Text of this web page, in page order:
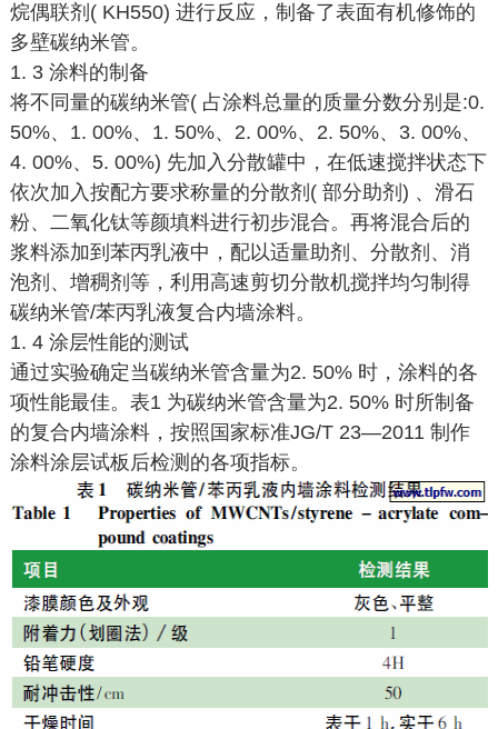
烷偶联剂( KH550) 进行反应，制备了表面有机修饰的
多壁碳纳米管。
1. 3 涂料的制备
将不同量的碳纳米管( 占涂料总量的质量分数分别是:0.
50%、1. 00%、1. 50%、2. 00%、2. 50%、3. 00%、
4. 00%、5. 00%) 先加入分散罐中，在低速搅拌状态下
依次加入按配方要求称量的分散剂( 部分助剂) 、滑石
粉、二氧化钛等颜填料进行初步混合。再将混合后的
浆料添加到苯丙乳液中，配以适量助剂、分散剂、消
泡剂、增稠剂等，利用高速剪切分散机搅拌均匀制得
碳纳米管/苯丙乳液复合内墙涂料。
1. 4 涂层性能的测试
通过实验确定当碳纳米管含量为2. 50% 时，涂料的各
项性能最佳。表1 为碳纳米管含量为2. 50% 时所制备
的复合内墙涂料，按照国家标准JG/T 23—2011 制作
涂料涂层试板后检测的各项指标。